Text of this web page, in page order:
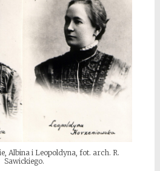
Albina i Leopoldyna, fot. arch. R.
Sawickiego.